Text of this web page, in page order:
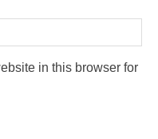
in this browser for